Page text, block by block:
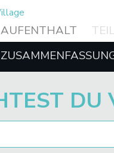
AUFENTHALT
DU